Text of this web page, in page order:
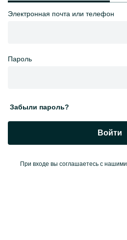
Электронная почта или телефон
Пароль
Забыли пароль?
Войти
При входе вы соглашаетесь с нашими